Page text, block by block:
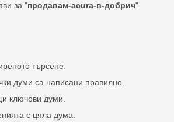
за "продавам-acura-в-добрич".
търсене.
думи са написани правилно.
ключови думи.
с цяла дума.